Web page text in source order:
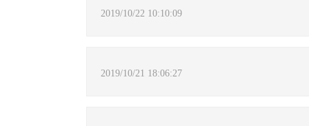
2019/10/22 10:10:09
2019/10/21 18:06:27